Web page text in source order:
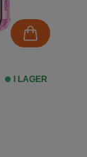
I LAGER